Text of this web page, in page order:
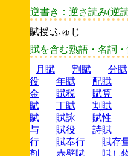
逆書き：逆さ読み(逆
賦授:ふゅじ
賦を含む熟語・名詞
月賦
割賦 分賦
役
年賦 配賦
金
賦税 賦算
賦
丁賦 割賦
賦
賦詠 賦性
与
賦役 詩賦
行
賦奉行 賦存
剤
赤壁賦 賦し